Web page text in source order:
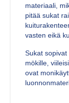
materiaali,
pitää sukat
vasten eikä
Sukat sopivat
mökille,
ovat